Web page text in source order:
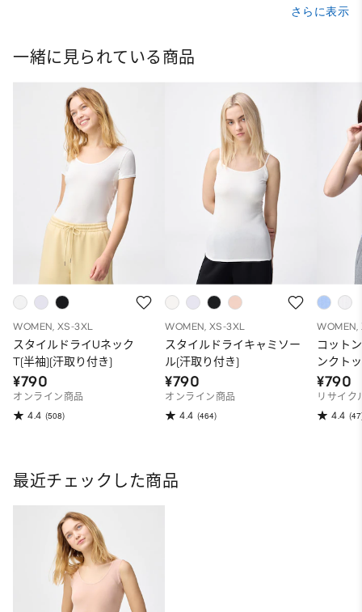
さらに表示
一緒に見られている商品
WOMEN, XS-3XL
スタイルドライUネック
T(半袖)(汗取り付き)
¥790
オンライン商品
4.4 (508)
WOMEN, XS-3XL
スタイルドライキャミソー
ル(汗取り付き)
¥790
オンライン商品
4.4 (464)
WOMEN,
コット
ンクト
¥790
リサイク
4.4
最近チェックした商品